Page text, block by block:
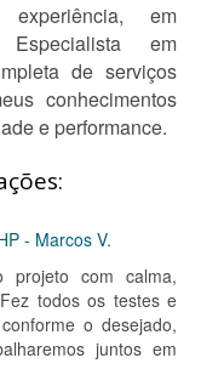
em
em
de serviços
conhecimentos
e performance.
- Marcos V.
projeto com calma,
todos os testes e
o desejado,
juntos em